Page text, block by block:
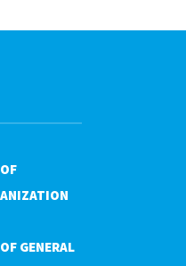
GENERAL